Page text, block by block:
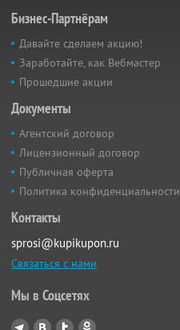
Бизнес-Партнёрам
Давайте сделаем акцию!
Заработайте, как Вебмастер
Прошедшие акции
Документы
Агентский договор
Лицензионный договор
Публичная оферта
Политика конфиденциальности
Контакты
sprosi@kupikupon.ru
Связаться с нами
Мы в Соцсетях